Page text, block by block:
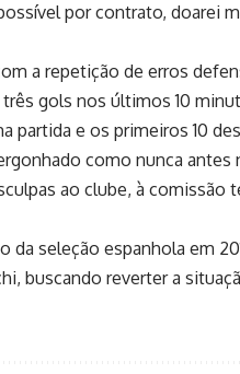
por contrato, doarei
a repetição de erros
gols nos últimos 10
partida e os primeiros 10
como nunca antes
ao clube, à comissão
seleção espanhola em
buscando reverter a